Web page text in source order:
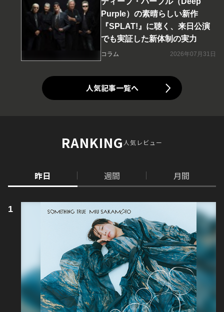
Purple）の素晴らしい新作
『SPLAT!』に聴く、来日公演
でも実証した新体制の実力
コラム 2026年07月31日
人気記事一覧へ
RANKING人気レビュー
昨日 週間 月間